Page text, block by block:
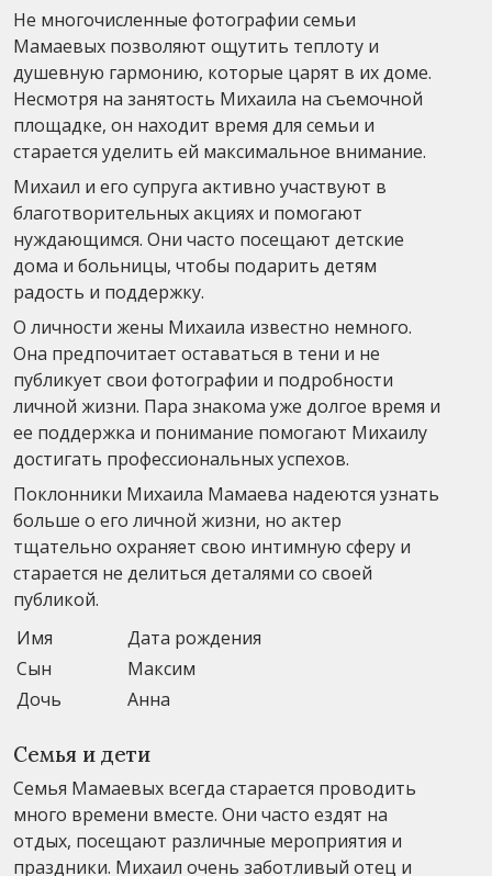
Не многочисленные фотографии семьи
Мамаевых позволяют ощутить теплоту и
душевную гармонию, которые царят в их доме.
Несмотря на занятость Михаила на съемочной
площадке, он находит время для семьи и
старается уделить ей максимальное внимание.
Михаил и его супруга активно участвуют в
благотворительных акциях и помогают
нуждающимся. Они часто посещают детские
дома и больницы, чтобы подарить детям
радость и поддержку.
О личности жены Михаила известно немного.
Она предпочитает оставаться в тени и не
публикует свои фотографии и подробности
личной жизни. Пара знакома уже долгое время и
ее поддержка и понимание помогают Михаилу
достигать профессиональных успехов.
Поклонники Михаила Мамаева надеются узнать
больше о его личной жизни, но актер
тщательно охраняет свою интимную сферу и
старается не делиться деталями со своей
публикой.
Имя
Дата рождения
Сын
Максим
Дочь
Анна
Семья и дети
Семья Мамаевых всегда старается проводить
много времени вместе. Они часто ездят на
отдых, посещают различные мероприятия и
праздники. Михаил очень заботливый отец и